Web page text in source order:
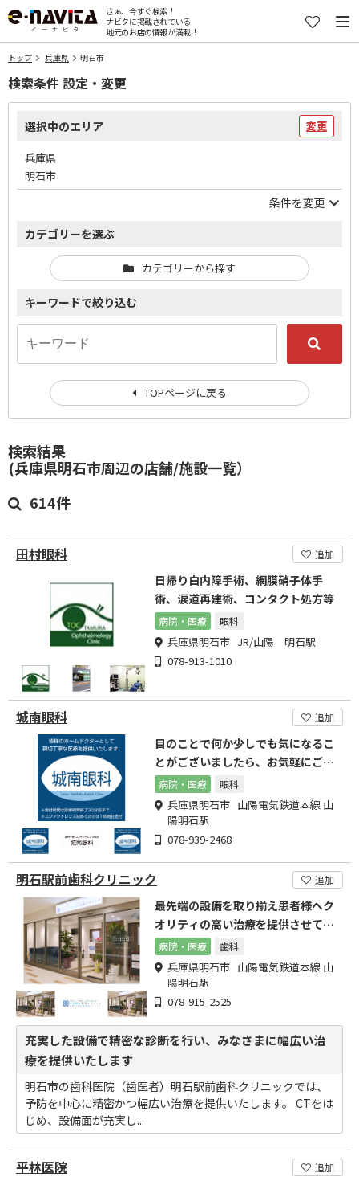
さぁ、今すぐ検索！
ナビタに掲載されている
地元のお店の情報が満載！
トップ 兵庫県 明石市
検索結果
(兵庫県明石市周辺の店舗/施設一覧）
614件
田村眼科 追加
日帰り白内障手術、網膜硝子体手
術、涙道再建術、コンタクト処方等
病院・医療 眼科
兵庫県明石市 JR/山陽 明石駅
078-913-1010
城南眼科 追加
目のことで何か少しでも気になるこ
とがございましたら、お気軽にご来
院、ご相談ください。
病院・医療 眼科
兵庫県明石市 山陽電気鉄道本線 山
陽明石駅
078-939-2468
明石駅前歯科クリニック 追加
最先端の設備を取り揃え患者様へク
オリティの高い治療を提供させて頂
きます。
病院・医療 歯科
兵庫県明石市 山陽電気鉄道本線 山
陽明石駅
078-915-2525
充実した設備で精密な診断を行い、みなさまに幅広い治
療を提供いたします
明石市の歯科医院（歯医者）明石駅前歯科クリニックでは、
予防を中心に精密かつ幅広い治療を提供いたします。 CTをは
じめ、設備面が充実し...
平林医院 追加
検索条件 設定・変更
選択中のエリア 変更
兵庫県
明石市
条件を変更
カテゴリーを選ぶ
カテゴリーから探す
キーワードで絞り込む
TOPページに戻る